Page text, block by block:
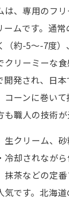
は、専用のフ
ームです。通
（約-5～-7度
クリーミーな
開発され、日
コーンに巻い
も職人の技術が
生クリーム、
却されながら
抹茶などの定
気です。北海